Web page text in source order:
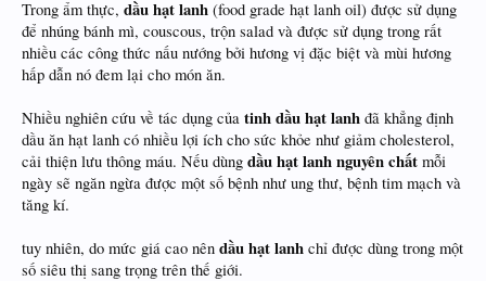
Trong ẩm thực, dầu hạt lanh (food grade hạt lanh oil) được sử dụng
để nhúng bánh mì, couscous, trộn salad và được sử dụng trong rất
nhiều các công thức nấu nướng bởi hương vị đặc biệt và mùi hương
hấp dẫn nó đem lại cho món ăn.
Nhiều nghiên cứu về tác dụng của tinh dầu hạt lanh đã khẳng định
dầu ăn hạt lanh có nhiều lợi ích cho sức khỏe như giảm cholesterol,
cải thiện lưu thông máu. Nếu dùng dầu hạt lanh nguyên chất mỗi
ngày sẽ ngăn ngừa được một số bệnh như ung thư, bệnh tim mạch và
tăng kí.
tuy nhiên, do mức giá cao nên dầu hạt lanh chỉ được dùng trong một
số siêu thị sang trọng trên thế giới.